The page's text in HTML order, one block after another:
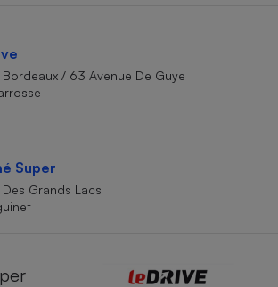
/ 63 Avenue De Guye
Super
Grands Lacs
Climatiseur -
Cafetière à expressos